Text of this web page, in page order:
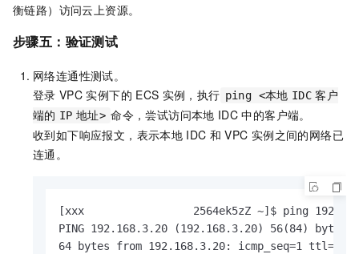
衡链路）访问云上资源。
步骤五：验证测试
网络连通性测试。
登录 VPC 实例下的 ECS 实例，执行 ping <本地 IDC 客户
端的 IP 地址> 命令，尝试访问本地 IDC 中的客户端。
收到如下响应报文，表示本地 IDC 和 VPC 实例之间的网络已
连通。
[xxx                 2564ek5zZ ~]$ ping
PING 192.168.3.20 (192.168.3.20) 56(84) bytes
64 bytes from 192.168.3.20: icmp_seq=1 ttl=60